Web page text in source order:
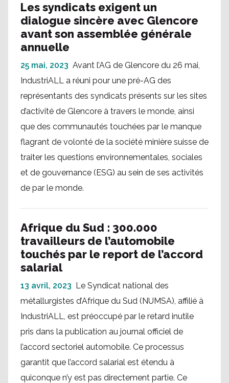
Les syndicats exigent un
dialogue sincère avec Glencore
avant son assemblée générale
annuelle
25 mai, 2023 Avant l’AG de Glencore du 26 mai,
IndustriALL a réuni pour une pré-AG des
représentants des syndicats présents sur les sites
d’activité de Glencore à travers le monde, ainsi
que des communautés touchées par le manque
flagrant de volonté de la société minière suisse de
traiter les questions environnementales, sociales
et de gouvernance (ESG) au sein de ses activités
de par le monde.
Afrique du Sud : 300.000
travailleurs de l’automobile
touchés par le report de l’accord
salarial
13 avril, 2023 Le Syndicat national des
métallurgistes d’Afrique du Sud (NUMSA), affilié à
IndustriALL, est préoccupé par le retard inutile
pris dans la publication au journal officiel de
l’accord sectoriel automobile. Ce processus
garantit que l’accord salarial est étendu à
quiconque n’y est pas directement partie. Ce